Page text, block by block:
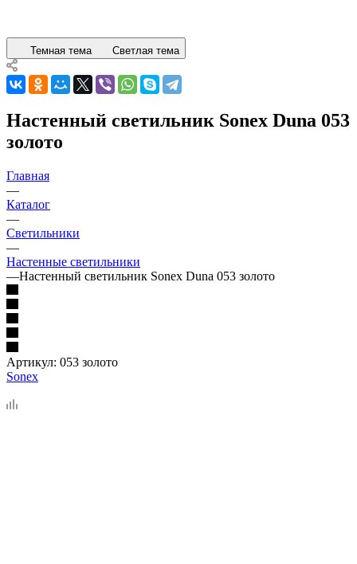
Темная тема Светлая тема
Настенный светильник Sonex Duna 053
золото
Главная
—
Каталог
—
Светильники
—
Настенные светильники
—Настенный светильник Sonex Duna 053 золото
Артикул: 053 золото
Sonex